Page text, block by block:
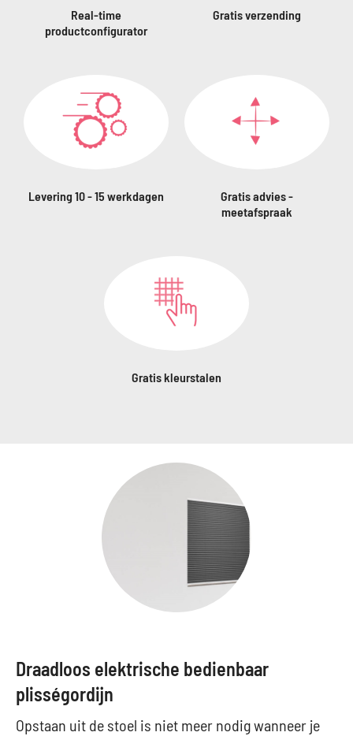
Real-time
productconfigurator
Gratis verzending
Levering 10 - 15 werkdagen
Gratis advies -
meetafspraak
Gratis kleurstalen
Draadloos elektrische bedienbaar
plisségordijn
Opstaan uit de stoel is niet meer nodig wanneer je